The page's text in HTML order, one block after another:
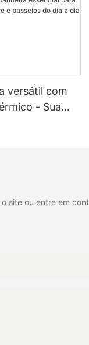
versátil com
- Sua
site ou entre em